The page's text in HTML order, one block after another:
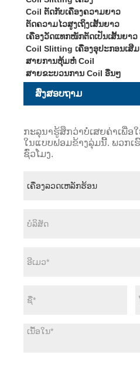
Coil ຕັດກັບເຄື່ອງຄວາມຍາວ
ຕັດຄວາມໄວສູງເຖິງເສັ້ນຍາວ
ເຄື່ອງວັດແທກໜັກຕັດເປັນເສັ້ນຍາວ
Coil Slitting ເຄື່ອງອຸປະກອນເສີມ
ສາຍການຫຸ້ມຫໍ່ Coil
ສາຍຂະບວນການ Coil ອື່ນໆ
ສົ່ງສອບຖາມ
ກະລຸນາຮູ້ສຶກວ່າບໍ່ເສຍຄ່າເພື່ອ
ໃນແບບຟອມຂ້າງລຸ່ມນີ້. ພວກເ
ຊົ່ວໂມງ.